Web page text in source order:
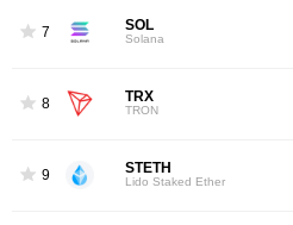
7 SOL
Solana
8 TRX
TRON
9 STETH
Lido Staked Ether